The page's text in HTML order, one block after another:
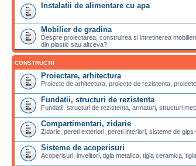
Instalatii de alimentare cu apa
Mobilier de gradina
Despre proiectarea, construirea si intretinerea
din plastic sau altceva?
CONSTRUCTII
Proiectare, arhitectura
Proiecte de arhitectura, proiecte de rezistenta,
Fundatii, structuri de rezistenta
Fundatii, structuri de rezistenta, armaturi, structuri
Compartimentari, zidarie
Zidarie, pereti exteriori, pereti interiori, sisteme de
Sisteme de acoperisuri
Acoperisuri, invelitori, tigla metalica, tigla ceramica,